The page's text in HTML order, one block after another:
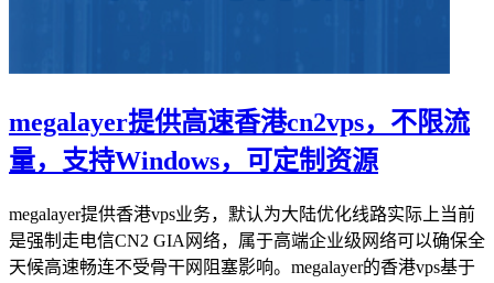
megalayer提供高速香港cn2vps，不限流
量，支持Windows，可定制资源
megalayer提供香港vps业务，默认为大陆优化线路实际上当前
是强制走电信CN2 GIA网络，属于高端企业级网络可以确保全
天候高速畅连不受骨干网阻塞影响。megalayer的香港vps基于